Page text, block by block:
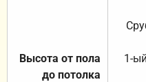
Высота от пола
до потолка
1-